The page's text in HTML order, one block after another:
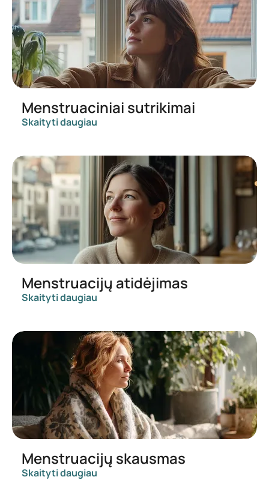
Menstruaciniai sutrikimai
Skaityti daugiau
Menstruacijų atidėjimas
Skaityti daugiau
Menstruacijų skausmas
Skaityti daugiau